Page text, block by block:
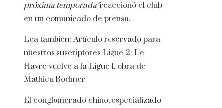
próxima temporada”reaccionó el club
en un comunicado de prensa.
Lea también: Artículo reservado para
nuestros suscriptores Ligue 2: Le
Havre vuelve a la Ligue 1, obra de
Mathieu Bodmer
El conglomerado chino, especializado